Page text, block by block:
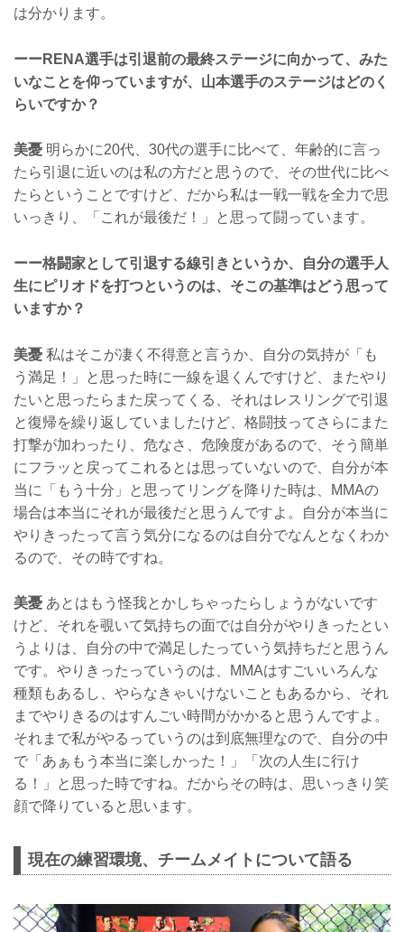
は分かります。
ーーRENA選手は引退前の最終ステージに向かって、みた
いなことを仰っていますが、山本選手のステージはどのく
らいですか？
美憂 明らかに20代、30代の選手に比べて、年齢的に言っ
たら引退に近いのは私の方だと思うので、その世代に比べ
たらということですけど、だから私は一戦一戦を全力で思
いっきり、「これが最後だ！」と思って闘っています。
ーー格闘家として引退する線引きというか、自分の選手人
生にピリオドを打つというのは、そこの基準はどう思って
いますか？
美憂 私はそこが凄く不得意と言うか、自分の気持が「も
う満足！」と思った時に一線を退くんですけど、またやり
たいと思ったらまた戻ってくる、それはレスリングで引退
と復帰を繰り返していましたけど、格闘技ってさらにまた
打撃が加わったり、危なさ、危険度があるので、そう簡単
にフラッと戻ってこれるとは思っていないので、自分が本
当に「もう十分」と思ってリングを降りた時は、MMAの
場合は本当にそれが最後だと思うんですよ。自分が本当に
やりきったって言う気分になるのは自分でなんとなくわか
るので、その時ですね。
美憂 あとはもう怪我とかしちゃったらしょうがないです
けど、それを覗いて気持ちの面では自分がやりきったとい
うよりは、自分の中で満足したっていう気持ちだと思うん
です。やりきったっていうのは、MMAはすごいいろんな
種類もあるし、やらなきゃいけないこともあるから、それ
までやりきるのはすんごい時間がかかると思うんですよ。
それまで私がやるっていうのは到底無理なので、自分の中
で「あぁもう本当に楽しかった！」「次の人生に行け
る！」と思った時ですね。だからその時は、思いっきり笑
顔で降りていると思います。
現在の練習環境、チームメイトについて語る